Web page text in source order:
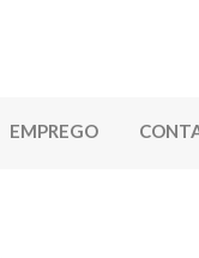
EMPREGO